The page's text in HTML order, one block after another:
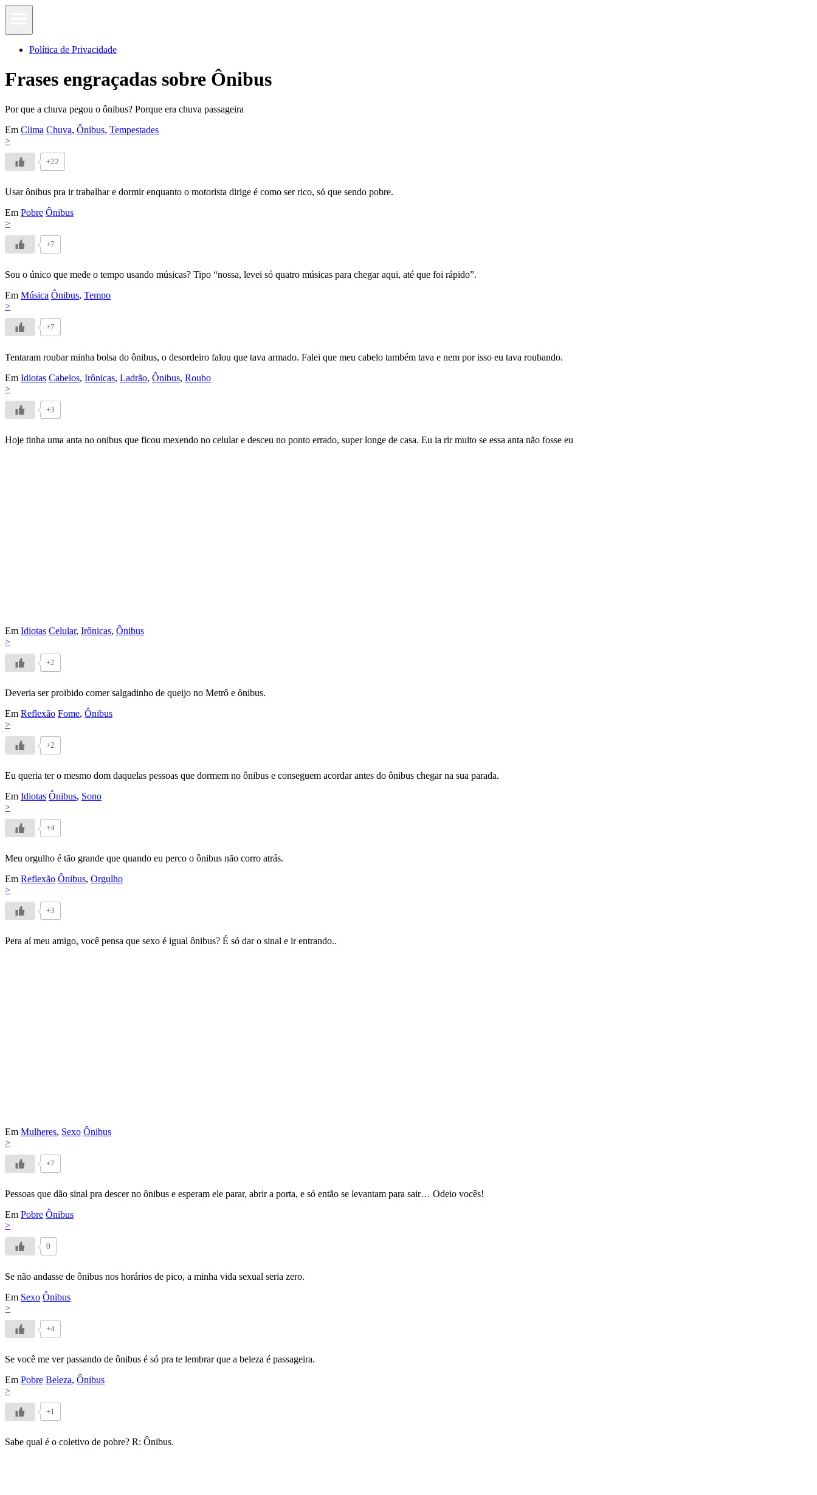
Política de Privacidade
Frases engraçadas sobre Ônibus
Por que a chuva pegou o ônibus? Porque era chuva passageira
Em Clima Chuva, Ônibus, Tempestades
>
+22
Usar ônibus pra ir trabalhar e dormir enquanto o motorista dirige é como ser rico, só que sendo pobre.
Em Pobre Ônibus
>
+7
Sou o único que mede o tempo usando músicas? Tipo “nossa, levei só quatro músicas para chegar aqui, até que foi rápido”.
Em Música Ônibus, Tempo
>
+7
Tentaram roubar minha bolsa do ônibus, o desordeiro falou que tava armado. Falei que meu cabelo também tava e nem por isso eu tava roubando.
Em Idiotas Cabelos, Irônicas, Ladrão, Ônibus, Roubo
>
+3
Hoje tinha uma anta no onibus que ficou mexendo no celular e desceu no ponto errado, super longe de casa. Eu ia rir muito se essa anta não fosse eu
Em Idiotas Celular, Irônicas, Ônibus
>
+2
Deveria ser proibido comer salgadinho de queijo no Metrô e ônibus.
Em Reflexão Fome, Ônibus
>
+2
Eu queria ter o mesmo dom daquelas pessoas que dormem no ônibus e conseguem acordar antes do ônibus chegar na sua parada.
Em Idiotas Ônibus, Sono
>
+4
Meu orgulho é tão grande que quando eu perco o ônibus não corro atrás.
Em Reflexão Ônibus, Orgulho
>
+3
Pera aí meu amigo, você pensa que sexo é igual ônibus? É só dar o sinal e ir entrando..
Em Mulheres, Sexo Ônibus
>
+7
Pessoas que dão sinal pra descer no ônibus e esperam ele parar, abrir a porta, e só então se levantam para sair… Odeio vocês!
Em Pobre Ônibus
>
0
Se não andasse de ônibus nos horários de pico, a minha vida sexual seria zero.
Em Sexo Ônibus
>
+4
Se você me ver passando de ônibus é só pra te lembrar que a beleza é passageira.
Em Pobre Beleza, Ônibus
>
+1
Sabe qual é o coletivo de pobre? R: Ônibus.